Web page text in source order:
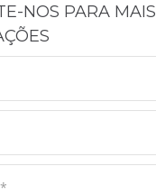
NOS PARA MAIS